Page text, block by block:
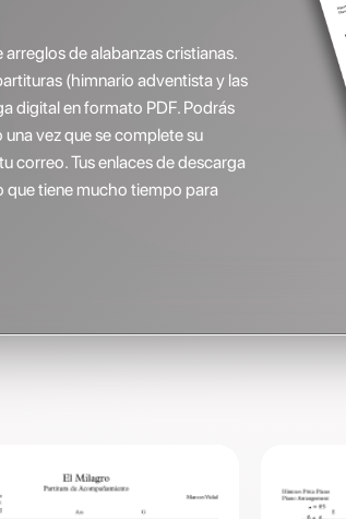
de alabanzas cristianas.
(himnario adventista y las
digital en formato PDF. Podrás
vez que se complete su
correo. Tus enlaces de descarga
que tiene mucho tiempo para